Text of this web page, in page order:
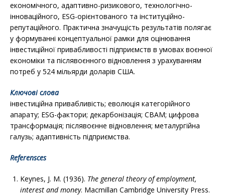
економічного, адаптивно-ризикового, технологічно-
інноваційного, ESG-орієнтованого та інституційно-
репутаційного. Практична значущість результатів полягає
у формуванні концептуальної рамки для оцінювання
інвестиційної привабливості підприємств в умовах воєнної
економіки та післявоєнного відновлення з урахуванням
потреб у 524 мільярди доларів СШA.
Ключові слова
інвестиційна привабливість; еволюція категорійного
апарату; ESG-фактори; декарбонізація; CBAM; цифрова
трансформація; післявоєнне відновлення; металургійна
галузь; адаптивність підприємства.
Referensces
Keynes, J. M. (1936). The general theory of employment,
interest and money. Macmillan Cambridge University Press.